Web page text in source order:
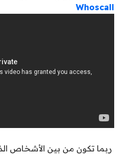
Whoscall
ربما تكون من بين الأشخاص